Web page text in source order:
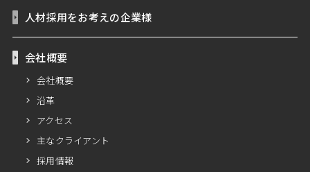
人材採用をお考えの企業様
会社概要
会社概要
沿革
アクセス
主なクライアント
採用情報